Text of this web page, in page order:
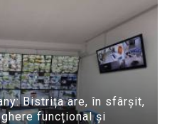
Bistrița are, în sfârșit,
funcțional și